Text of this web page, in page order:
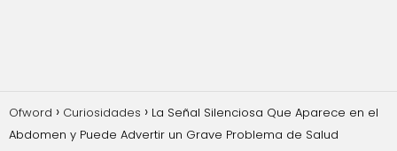
Ofword Curiosidades
La Señal Silenciosa Que Aparece en el
Abdomen y Puede Advertir un Grave Problema de Salud